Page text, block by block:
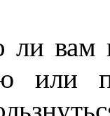
ли вам
или